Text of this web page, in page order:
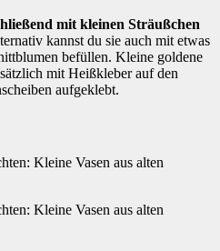
mit kleinen Sträußchen
kannst du sie auch mit etwas
befüllen. Kleine goldene
mit Heißkleber auf den
aufgeklebt.